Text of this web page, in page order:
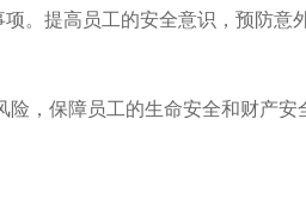
。提高员工的安全意识，预防意
，保障员工的生命安全和财产安